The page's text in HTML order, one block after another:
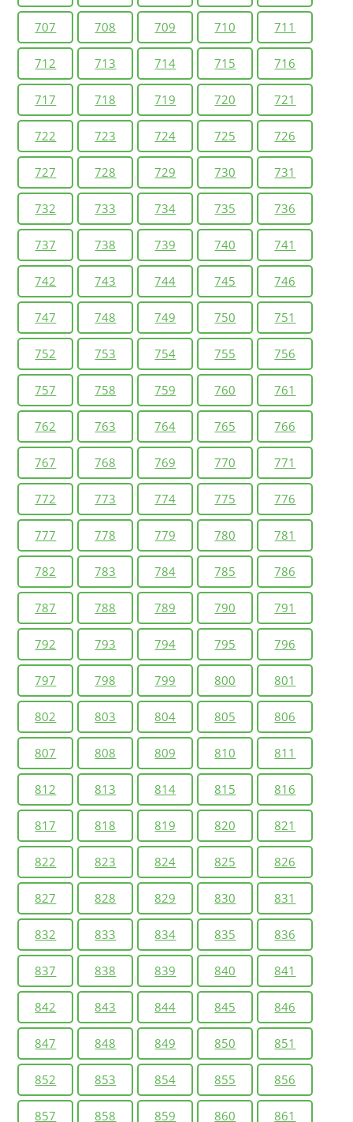
707 708 709 710 711
712 713 714 715 716
717 718 719 720 721
722 723 724 725 726
727 728 729 730 731
732 733 734 735 736
737 738 739 740 741
742 743 744 745 746
747 748 749 750 751
752 753 754 755 756
757 758 759 760 761
762 763 764 765 766
767 768 769 770 771
772 773 774 775 776
777 778 779 780 781
782 783 784 785 786
787 788 789 790 791
792 793 794 795 796
797 798 799 800 801
802 803 804 805 806
807 808 809 810 811
812 813 814 815 816
817 818 819 820 821
822 823 824 825 826
827 828 829 830 831
832 833 834 835 836
837 838 839 840 841
842 843 844 845 846
847 848 849 850 851
852 853 854 855 856
857 858 859 860 861